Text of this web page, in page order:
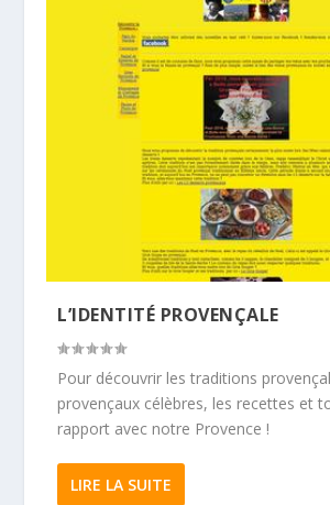
L’IDENTITÉ PROVENÇALE
Pour découvrir les traditions
provençaux célèbres, les recettes et
rapport avec notre Provence !
LIRE LA SUITE